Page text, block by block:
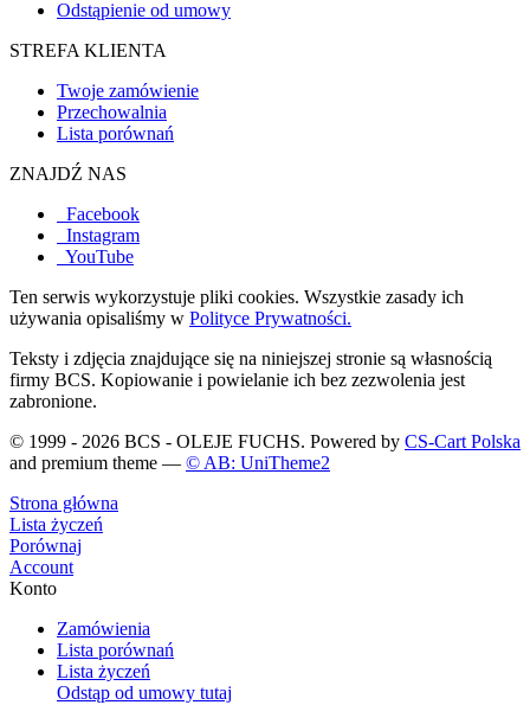
Odstąpienie od umowy
STREFA KLIENTA
Twoje zamówienie
Przechowalnia
Lista porównań
ZNAJDŹ NAS
Facebook
Instagram
YouTube
Ten serwis wykorzystuje pliki cookies. Wszystkie zasady ich
używania opisaliśmy w Polityce Prywatności.
Teksty i zdjęcia znajdujące się na niniejszej stronie są własnością
firmy BCS. Kopiowanie i powielanie ich bez zezwolenia jest
zabronione.
© 1999 - 2026 BCS - OLEJE FUCHS. Powered by CS-Cart Polska
and premium theme — © AB: UniTheme2
Strona główna
Lista życzeń
Porównaj
Account
Konto
Zamówienia
Lista porównań
Lista życzeń
Odstąp od umowy tutaj